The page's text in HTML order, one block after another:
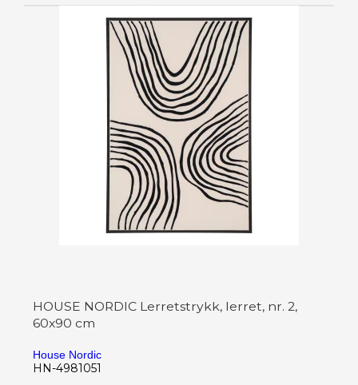
HOUSE NORDIC Lerretstrykk, lerret, nr. 2,
60x90 cm
House Nordic
HN-4981051